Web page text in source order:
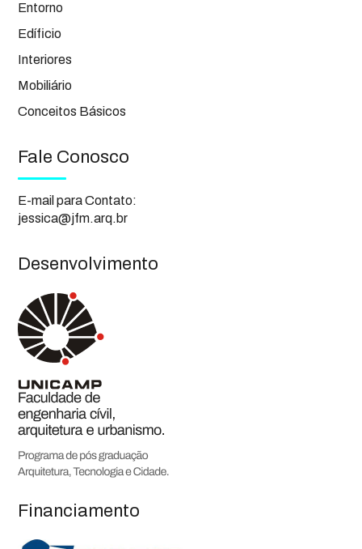
Entorno
Edíficio
Interiores
Mobiliário
Conceitos Básicos
Fale Conosco
E-mail para Contato:
jessica@jfm.arq.br
Desenvolvimento
Financiamento